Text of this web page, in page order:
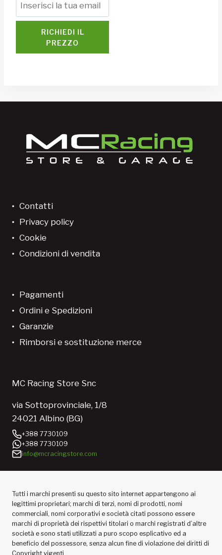
RICHIEDI IL
PREZZO
Contatti
Privacy policy
Cookie
Condizioni di vendita
Pagamenti
Ordini e Spedizioni
Garanzie
Rimborsi e sostituzione merce
MC Racing Store Snc
via Sottoprovinciale, 1/8
24021 Albino (BG)
+388 7730109
+388 7730109
info@mcracingstore.com
Tutti i marchi presenti su questo sito internet appartengono ai
legittimi proprietari; marchi di terzi, nomi di prodotti, nomi
commerciali, nomi corporativi e società citati possono essere
marchi di proprietà dei rispettivi titolari o marchi registrati d’altre
società e sono stati utilizzati a puro scopo esplicativo ed a
beneficio del possessore, senza alcun fine di violazione dei diritti di
Copyright vigenti.